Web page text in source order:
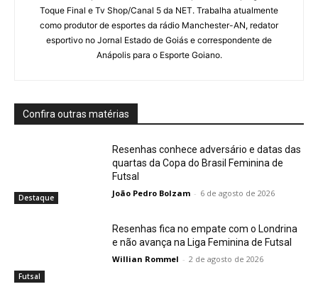
Toque Final e Tv Shop/Canal 5 da NET. Trabalha atualmente
como produtor de esportes da rádio Manchester-AN, redator
esportivo no Jornal Estado de Goiás e correspondente de
Anápolis para o Esporte Goiano.
Confira outras matérias
Destaque
Resenhas conhece adversário e datas das
quartas da Copa do Brasil Feminina de
Futsal
João Pedro Bolzam - 6 de agosto de 2026
Futsal
Resenhas fica no empate com o Londrina
e não avança na Liga Feminina de Futsal
Willian Rommel - 2 de agosto de 2026